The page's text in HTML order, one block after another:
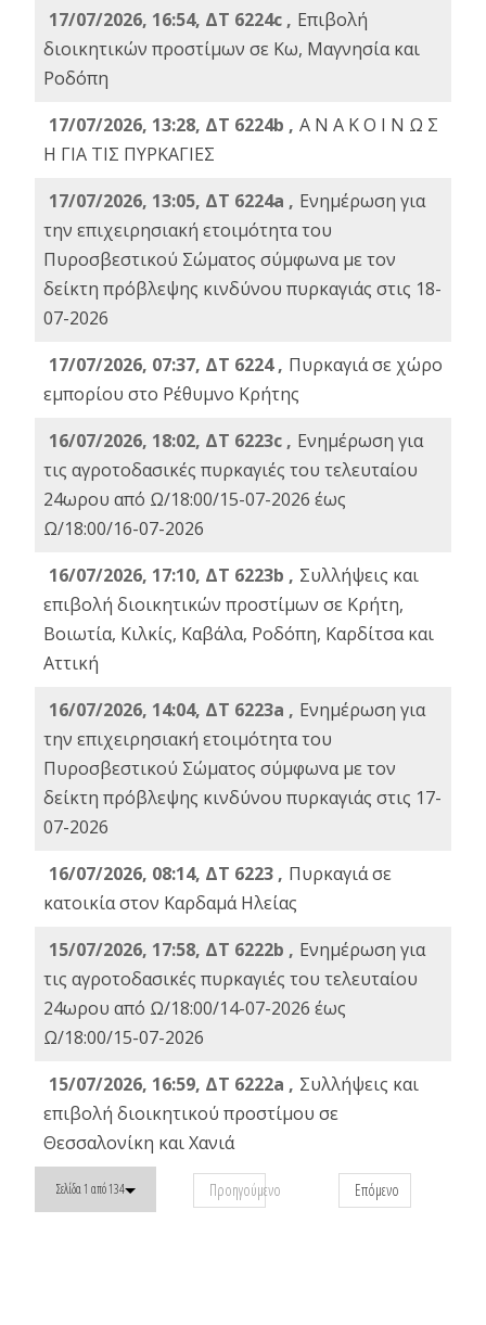
17/07/2026, 16:54, ΔΤ 6224c , Επιβολή
διοικητικών προστίμων σε Κω, Μαγνησία και
Ροδόπη
17/07/2026, 13:28, ΔΤ 6224b , Α Ν Α Κ Ο Ι Ν Ω Σ
Η ΓΙΑ ΤΙΣ ΠΥΡΚΑΓΙΕΣ
17/07/2026, 13:05, ΔΤ 6224a , Ενημέρωση για
την επιχειρησιακή ετοιμότητα του
Πυροσβεστικού Σώματος σύμφωνα με τον
δείκτη πρόβλεψης κινδύνου πυρκαγιάς στις 18-
07-2026
17/07/2026, 07:37, ΔΤ 6224 , Πυρκαγιά σε χώρο
εμπορίου στο Ρέθυμνο Κρήτης
16/07/2026, 18:02, ΔΤ 6223c , Ενημέρωση για
τις αγροτοδασικές πυρκαγιές του τελευταίου
24ωρου από Ω/18:00/15-07-2026 έως
Ω/18:00/16-07-2026
16/07/2026, 17:10, ΔΤ 6223b , Συλλήψεις και
επιβολή διοικητικών προστίμων σε Κρήτη,
Βοιωτία, Κιλκίς, Καβάλα, Ροδόπη, Καρδίτσα και
Αττική
16/07/2026, 14:04, ΔΤ 6223a , Ενημέρωση για
την επιχειρησιακή ετοιμότητα του
Πυροσβεστικού Σώματος σύμφωνα με τον
δείκτη πρόβλεψης κινδύνου πυρκαγιάς στις 17-
07-2026
16/07/2026, 08:14, ΔΤ 6223 , Πυρκαγιά σε
κατοικία στον Καρδαμά Ηλείας
15/07/2026, 17:58, ΔΤ 6222b , Ενημέρωση για
τις αγροτοδασικές πυρκαγιές του τελευταίου
24ωρου από Ω/18:00/14-07-2026 έως
Ω/18:00/15-07-2026
15/07/2026, 16:59, ΔΤ 6222a , Συλλήψεις και
επιβολή διοικητικού προστίμου σε
Θεσσαλονίκη και Χανιά
Σελίδα 1 από 134 Προηγούμενο Επόμενο